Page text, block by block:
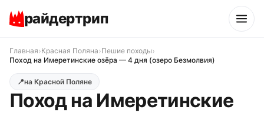
райдертрип
Главная›Красная Поляна›Пешие походы›
Поход на Имеретинские озёра — 4 дня (озеро Безмолвия)
📍на Красной Поляне
Поход на Имеретинские